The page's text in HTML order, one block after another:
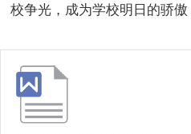
校争光，成为学校明日的骄傲